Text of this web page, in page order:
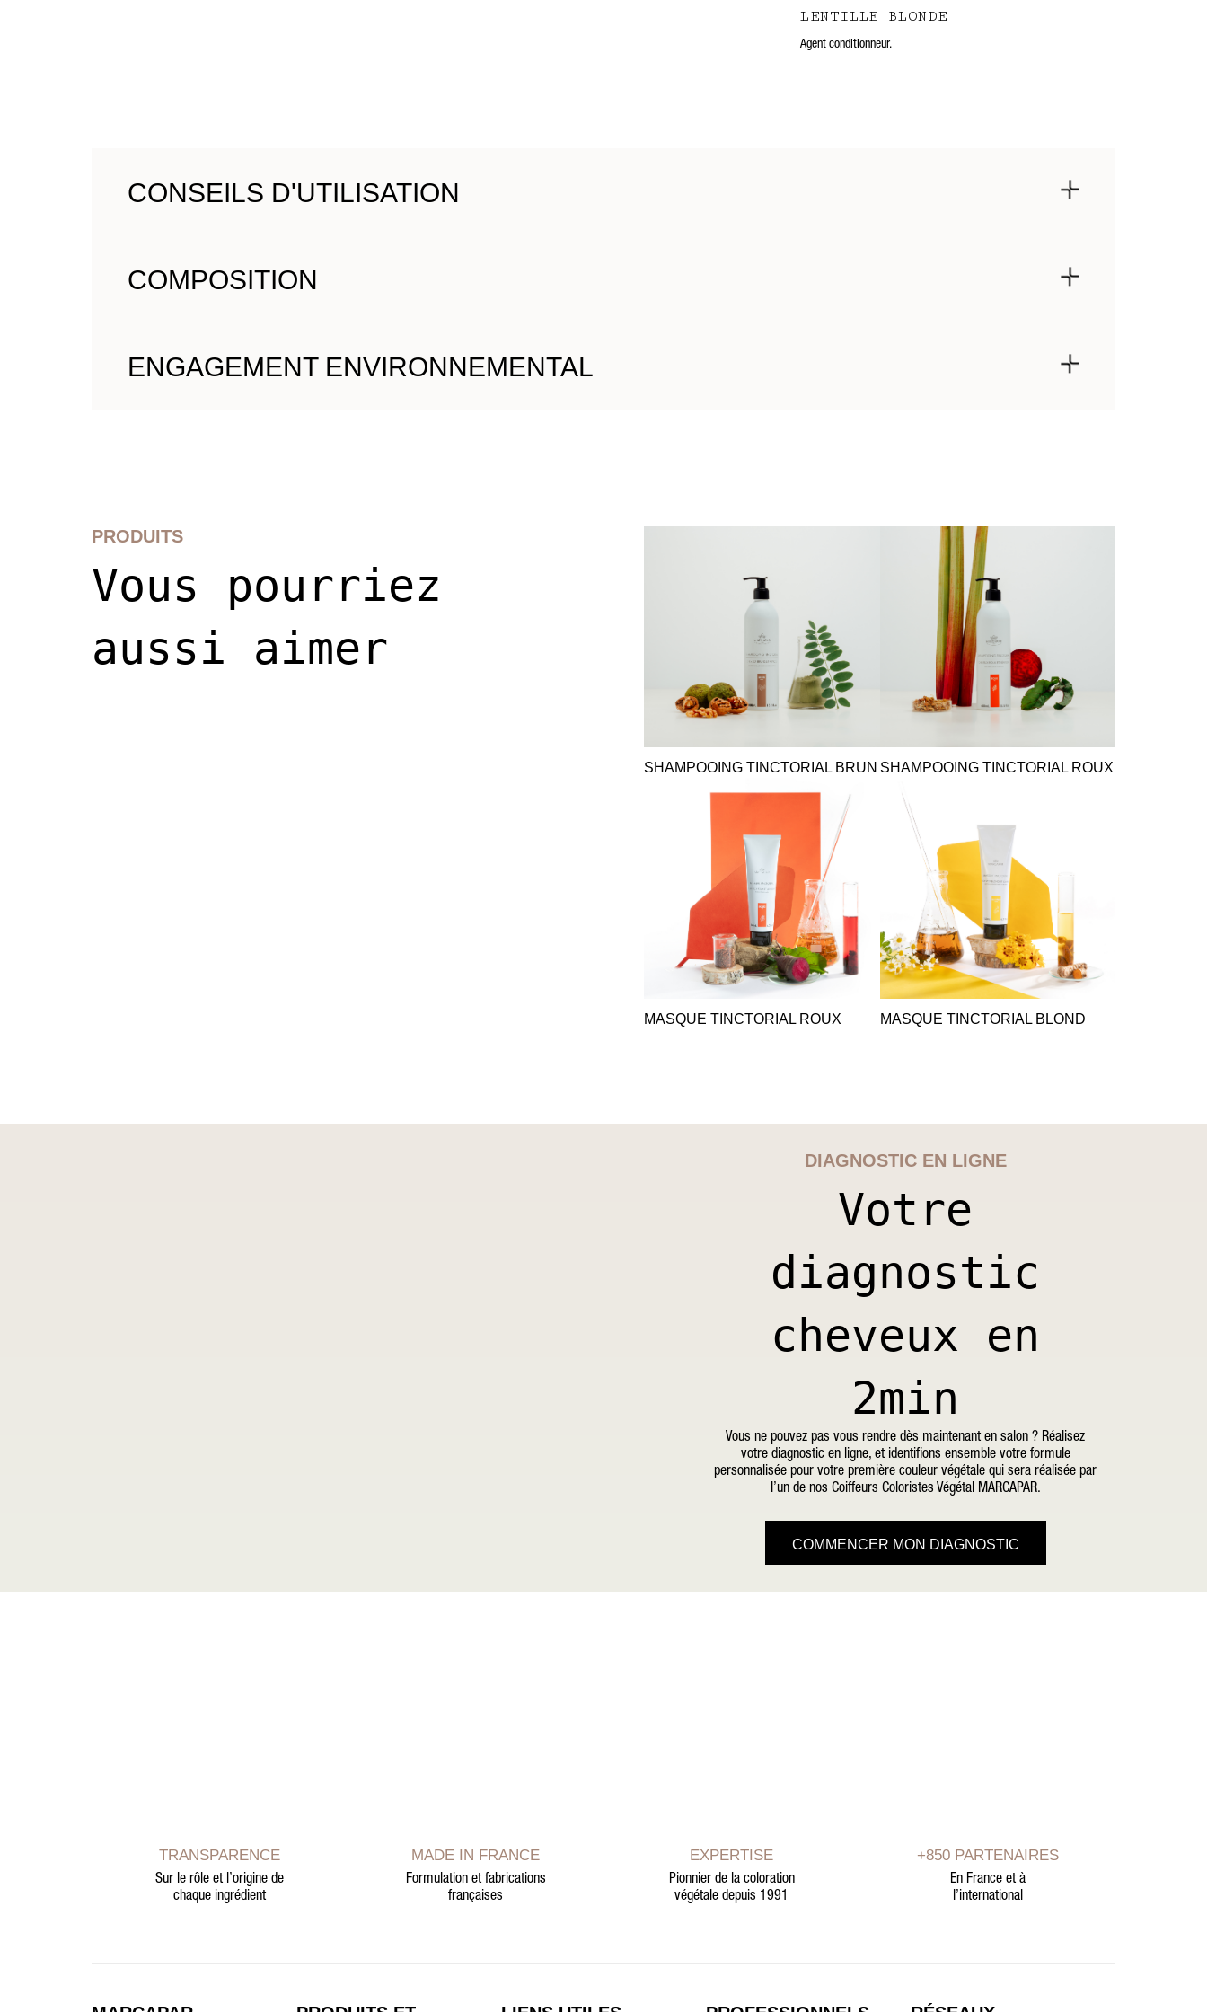
LENTILLE BLONDE
Agent conditionneur.
CONSEILS D'UTILISATION
COMPOSITION
ENGAGEMENT ENVIRONNEMENTAL
PRODUITS
Vous pourriez
aussi aimer
SHAMPOOING TINCTORIAL BRUN SHAMPOOING TINCTORIAL ROUX
MASQUE TINCTORIAL ROUX MASQUE TINCTORIAL BLOND
DIAGNOSTIC EN LIGNE
Votre
diagnostic
cheveux en
2min
Vous ne pouvez pas vous rendre dès maintenant en salon ? Réalisez
votre diagnostic en ligne, et identifions ensemble votre formule
personnalisée pour votre première couleur végétale qui sera réalisée par
l’un de nos Coiffeurs Coloristes Végétal MARCAPAR.
COMMENCER MON DIAGNOSTIC
TRANSPARENCE
Sur le rôle et l’origine de
chaque ingrédient
MADE IN FRANCE
Formulation et fabrications
françaises
EXPERTISE
Pionnier de la coloration
végétale depuis 1991
+850 PARTENAIRES
En France et à
l’international